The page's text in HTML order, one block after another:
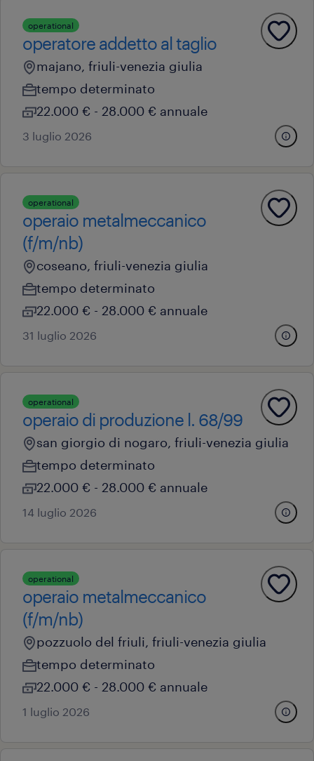
operational
operatore addetto al taglio
majano, friuli-venezia giulia
tempo determinato
22.000 € - 28.000 € annuale
3 luglio 2026
operational
operaio metalmeccanico
(f/m/nb)
coseano, friuli-venezia giulia
tempo determinato
22.000 € - 28.000 € annuale
31 luglio 2026
operational
operaio di produzione l. 68/99
san giorgio di nogaro, friuli-venezia giulia
tempo determinato
22.000 € - 28.000 € annuale
14 luglio 2026
operational
operaio metalmeccanico
(f/m/nb)
pozzuolo del friuli, friuli-venezia giulia
tempo determinato
22.000 € - 28.000 € annuale
1 luglio 2026